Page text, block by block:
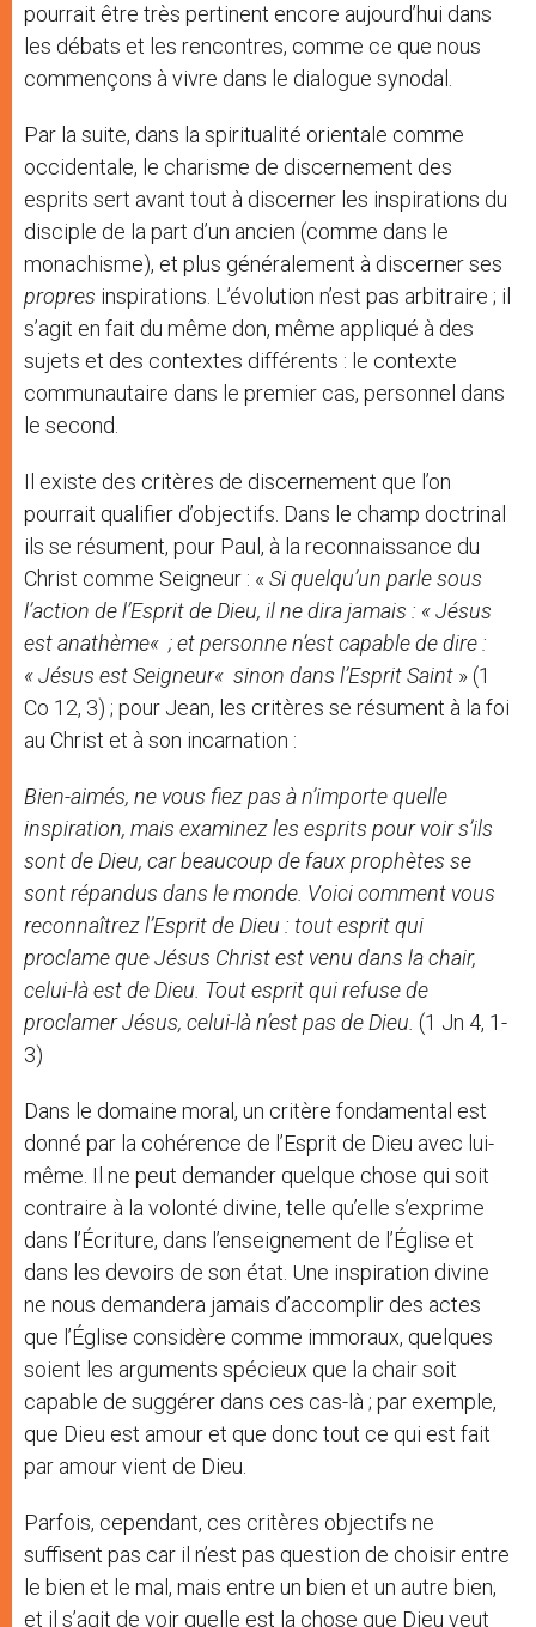
pourrait être très pertinent encore aujourd’hui dans
les débats et les rencontres, comme ce que nous
commençons à vivre dans le dialogue synodal.
Par la suite, dans la spiritualité orientale comme
occidentale, le charisme de discernement des
esprits sert avant tout à discerner les inspirations du
disciple de la part d’un ancien (comme dans le
monachisme), et plus généralement à discerner ses
propres inspirations. L’évolution n’est pas arbitraire ; il
s’agit en fait du même don, même appliqué à des
sujets et des contextes différents : le contexte
communautaire dans le premier cas, personnel dans
le second.
Il existe des critères de discernement que l’on
pourrait qualifier d’objectifs. Dans le champ doctrinal
ils se résument, pour Paul, à la reconnaissance du
Christ comme Seigneur : « Si quelqu’un parle sous
l’action de l’Esprit de Dieu, il ne dira jamais : «Jésus
est anathème« ; et personne n’est capable de dire :
«Jésus est Seigneur« sinon dans l’Esprit Saint » (1
Co 12, 3) ; pour Jean, les critères se résument à la foi
au Christ et à son incarnation :
Bien-aimés, ne vous fiez pas à n’importe quelle
inspiration, mais examinez les esprits pour voir s’ils
sont de Dieu, car beaucoup de faux prophètes se
sont répandus dans le monde. Voici comment vous
reconnaîtrez l’Esprit de Dieu : tout esprit qui
proclame que Jésus Christ est venu dans la chair,
celui-là est de Dieu. Tout esprit qui refuse de
proclamer Jésus, celui-là n’est pas de Dieu. (1 Jn 4, 1-
3)
Dans le domaine moral, un critère fondamental est
donné par la cohérence de l’Esprit de Dieu avec lui-
même. Il ne peut demander quelque chose qui soit
contraire à la volonté divine, telle qu’elle s’exprime
dans l’Écriture, dans l’enseignement de l’Église et
dans les devoirs de son état. Une inspiration divine
ne nous demandera jamais d’accomplir des actes
que l’Église considère comme immoraux, quelques
soient les arguments spécieux que la chair soit
capable de suggérer dans ces cas-là ; par exemple,
que Dieu est amour et que donc tout ce qui est fait
par amour vient de Dieu.
Parfois, cependant, ces critères objectifs ne
suffisent pas car il n’est pas question de choisir entre
le bien et le mal, mais entre un bien et un autre bien,
et il s’agit de voir quelle est la chose que Dieu veut